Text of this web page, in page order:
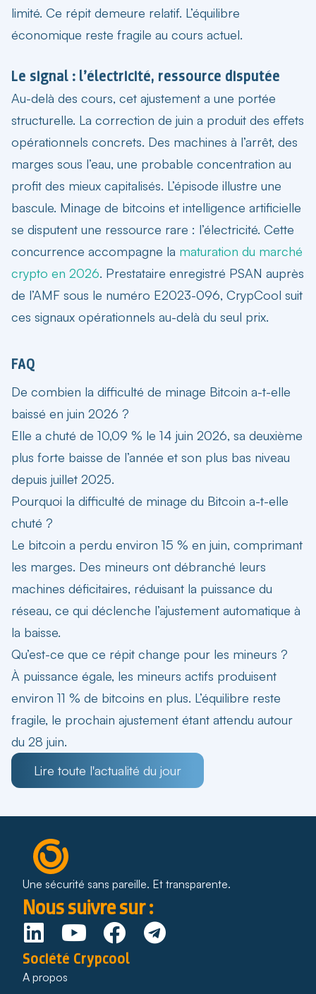
limité. Ce répit demeure relatif. L’équilibre
économique reste fragile au cours actuel.
Le signal : l’électricité, ressource disputée
Au-delà des cours, cet ajustement a une portée
structurelle. La correction de juin a produit des effets
opérationnels concrets. Des machines à l’arrêt, des
marges sous l’eau, une probable concentration au
profit des mieux capitalisés. L’épisode illustre une
bascule. Minage de bitcoins et intelligence artificielle
se disputent une ressource rare : l’électricité. Cette
concurrence accompagne la maturation du marché
crypto en 2026. Prestataire enregistré PSAN auprès
de l’AMF sous le numéro E2023-096, CrypCool suit
ces signaux opérationnels au-delà du seul prix.
FAQ
De combien la difficulté de minage Bitcoin a-t-elle
baissé en juin 2026 ?
Elle a chuté de 10,09 % le 14 juin 2026, sa deuxième
plus forte baisse de l’année et son plus bas niveau
depuis juillet 2025.
Pourquoi la difficulté de minage du Bitcoin a-t-elle
chuté ?
Le bitcoin a perdu environ 15 % en juin, comprimant
les marges. Des mineurs ont débranché leurs
machines déficitaires, réduisant la puissance du
réseau, ce qui déclenche l’ajustement automatique à
la baisse.
Qu’est-ce que ce répit change pour les mineurs ?
À puissance égale, les mineurs actifs produisent
environ 11 % de bitcoins en plus. L’équilibre reste
fragile, le prochain ajustement étant attendu autour
du 28 juin.
Lire toute l'actualité du jour
Une sécurité sans pareille. Et transparente.
Nous suivre sur :
Société Crypcool
A propos